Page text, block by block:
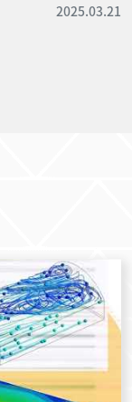
2025.03.21